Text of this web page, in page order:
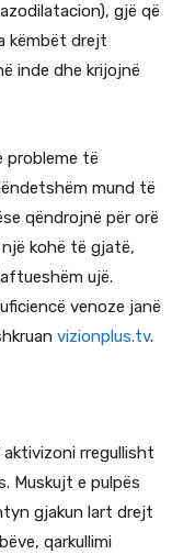
gjë që
këmbët drejt
inde dhe krijojnë
probleme të
mund të
qëndrojnë për orë
kohë të gjatë,
ujë.
venoze janë
vizionplus.tv.
aktivizoni rregullisht
Muskujt e pulpës
gjakun lart drejt
qarkullimi